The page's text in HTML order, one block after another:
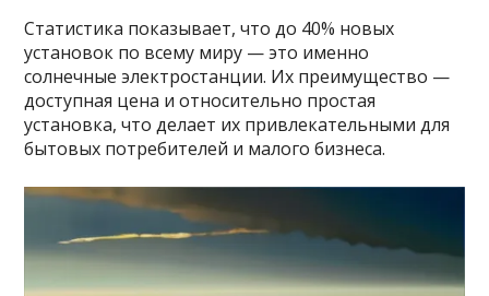
Статистика показывает, что до 40% новых
установок по всему миру — это именно
солнечные электростанции. Их преимущество —
доступная цена и относительно простая
установка, что делает их привлекательными для
бытовых потребителей и малого бизнеса.